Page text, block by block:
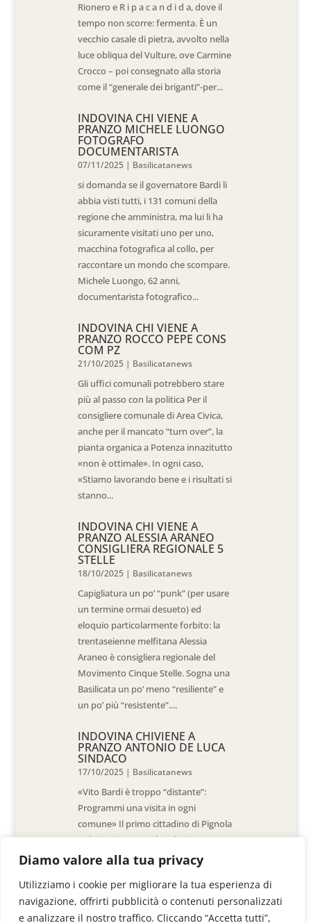
Diamo valore alla tua privacy
Utilizziamo i cookie per migliorare la tua esperienza di
navigazione, offrirti pubblicità o contenuti personalizzati
e analizzare il nostro traffico. Cliccando “Accetta tutti”,
Rionero e R i p a c a n d i d a, dove il
tempo non scorre: fermenta. È un
vecchio casale di pietra, avvolto nella
luce obliqua del Vulture, ove Carmine
Crocco – poi consegnato alla storia
come il “generale dei briganti”-per...
INDOVINA CHI VIENE A
PRANZO MICHELE LUONGO
FOTOGRAFO
DOCUMENTARISTA
07/11/2025 | Basilicatanews
si domanda se il governatore Bardi li
abbia visti tutti, i 131 comuni della
regione che amministra, ma lui li ha
sicuramente visitati uno per uno,
macchina fotografica al collo, per
raccontare un mondo che scompare.
Michele Luongo, 62 anni,
documentarista fotografico...
INDOVINA CHI VIENE A
PRANZO ROCCO PEPE CONS
COM PZ
21/10/2025 | Basilicatanews
Gli uffici comunali potrebbero stare
più al passo con la politica Per il
consigliere comunale di Area Civica,
anche per il mancato “turn over”, la
pianta organica a Potenza innazitutto
«non è ottimale». In ogni caso,
«Stiamo lavorando bene e i risultati si
stanno...
INDOVINA CHI VIENE A
PRANZO ALESSIA ARANEO
CONSIGLIERA REGIONALE 5
STELLE
18/10/2025 | Basilicatanews
Capigliatura un po’ “punk” (per usare
un termine ormai desueto) ed
eloquio particolarmente forbito: la
trentaseienne melfitana Alessia
Araneo è consigliera regionale del
Movimento Cinque Stelle. Sogna una
Basilicata un po’ meno “resiliente” e
un po’ più “resistente”....
INDOVINA CHIVIENE A
PRANZO ANTONIO DE LUCA
SINDACO
17/10/2025 | Basilicatanews
«Vito Bardi è troppo “distante”:
Programmi una visita in ogni
comune» Il primo cittadino di Pignola
«L’ho invitato a vedere la situazione
al Pantano, ma non è venuto. La
sensazione è che -come sindaci-
siamo lasciati a noi stessi» di Walter
De Stradis In...